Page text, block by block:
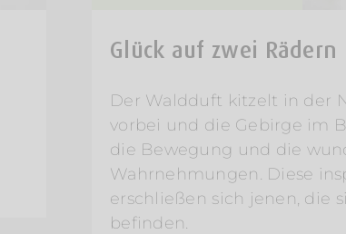
Glück auf zwei
Der Waldduft kitzelt in der
vorbei und die Gebirge im
die Bewegung und die
Wahrnehmungen. Diese
erschließen sich jenen, die
befinden.